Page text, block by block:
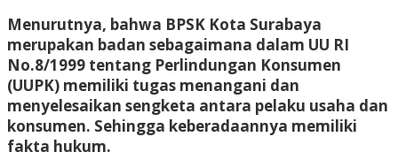
Menurutnya, bahwa BPSK Kota Surabaya
merupakan badan sebagaimana dalam UU RI
No.8/1999 tentang Perlindungan Konsumen
(UUPK) memiliki tugas menangani dan
menyelesaikan sengketa antara pelaku usaha dan
konsumen. Sehingga keberadaannya memiliki
fakta hukum.